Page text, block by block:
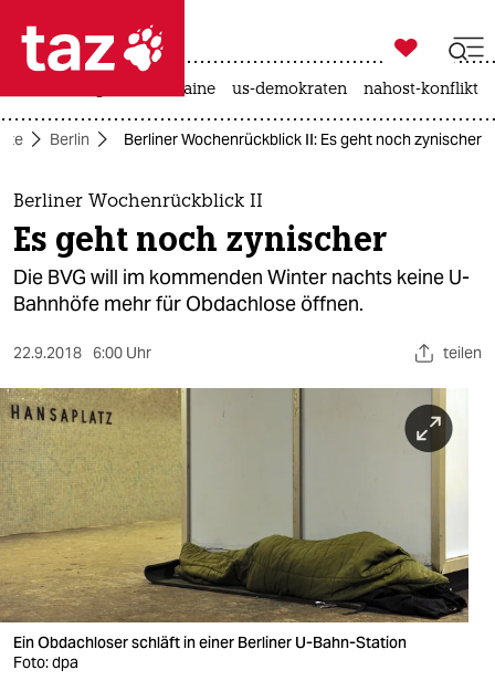
 taz zahl ich
taz zahl ich
themen
politik
öko
gesellschaft
kultur
sport
berlin
nord
wahrheit
verlag

taz zahl ich
krieg in der ukraine us-demokraten nahost-konflikt
Berlin Berliner Wochenrückblick II: Es geht noch zynischer
Berliner Wochenrückblick II
Es geht noch zynischer
Die BVG will im kommenden Winter nachts keine U-
Bahnhöfe mehr für Obdachlose öffnen.
22.9.2018 6:00 Uhr teilen
Ein Obdachloser schläft in einer Berliner U-Bahn-Station
Foto: dpa